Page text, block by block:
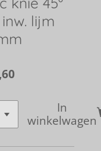
lijm
In
winkelwagen